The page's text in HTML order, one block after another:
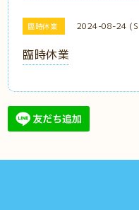
臨時休業 2024-08-24
臨時休業